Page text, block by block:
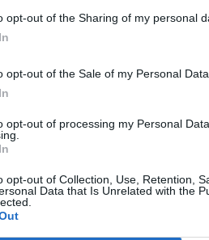
opt-out of the Sharing of my personal
opt-out of the Sale of my Personal Data.
opt-out of processing my Personal
opt-out of Collection, Use, Retention,
Data that Is Unrelated with the
tedeschi e nell'ultimo
63-61, tre errori di
di casa. Nulla di
prossimo in casa contro